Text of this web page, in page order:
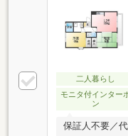
二人暮らし
モニタ付インター
ン
保証人不要／